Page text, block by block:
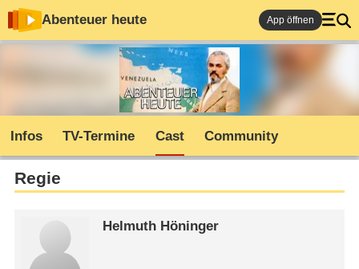
Abenteuer heute App öffnen
Infos TV-Termine Cast Community
Regie
Helmuth Höninger